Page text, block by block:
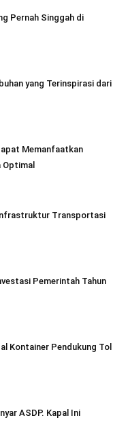
Pernah Singgah di
yang Terinspirasi dari
Memanfaatkan
Optimal
Transportasi
Pemerintah Tahun
Kontainer Pendukung Tol
ASDP. Kapal Ini